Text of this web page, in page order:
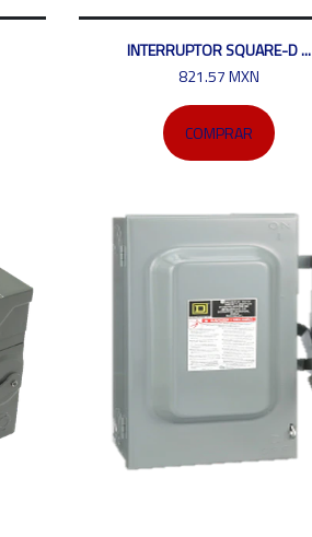
INTERRUPTOR SQUARE-D ...
821.57 MXN
COMPRAR